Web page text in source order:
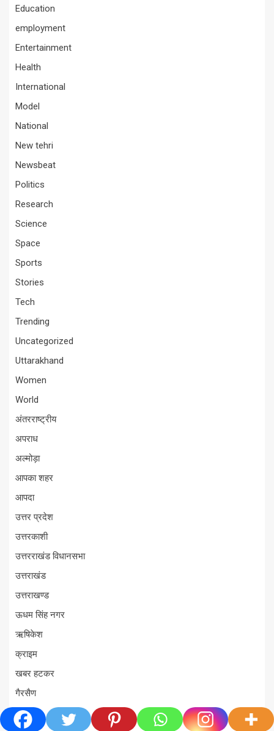
Education
employment
Entertainment
Health
International
Model
National
New tehri
Newsbeat
Politics
Research
Science
Space
Sports
Stories
Tech
Trending
Uncategorized
Uttarakhand
Women
World
अंतरराष्ट्रीय
अपराध
अल्मोड़ा
आपका शहर
आपदा
उत्तर प्रदेश
उत्तरकाशी
उत्तरराखंड विधानसभा
उत्तराखंड
उत्तराखण्ड
ऊधम सिंह नगर
ऋषिकेश
क्राइम
खबर हटकर
गैरसैण
चमोली